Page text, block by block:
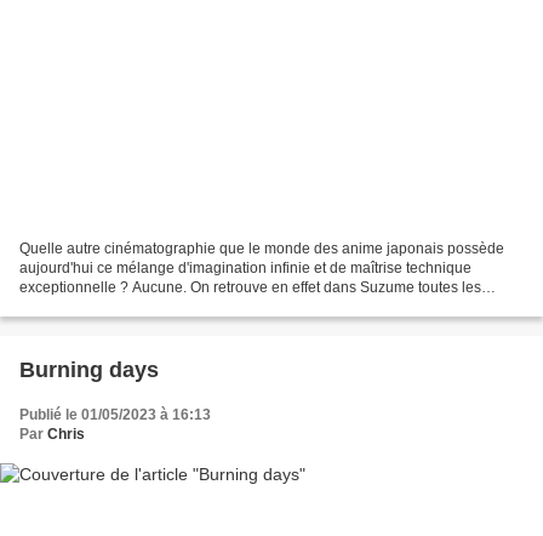
Quelle autre cinématographie que le monde des anime japonais possède
aujourd'hui ce mélange d'imagination infinie et de maîtrise technique
exceptionnelle ? Aucune. On retrouve en effet dans Suzume toutes les
Burning days
Publié le 01/05/2023 à 16:13
Par Chris